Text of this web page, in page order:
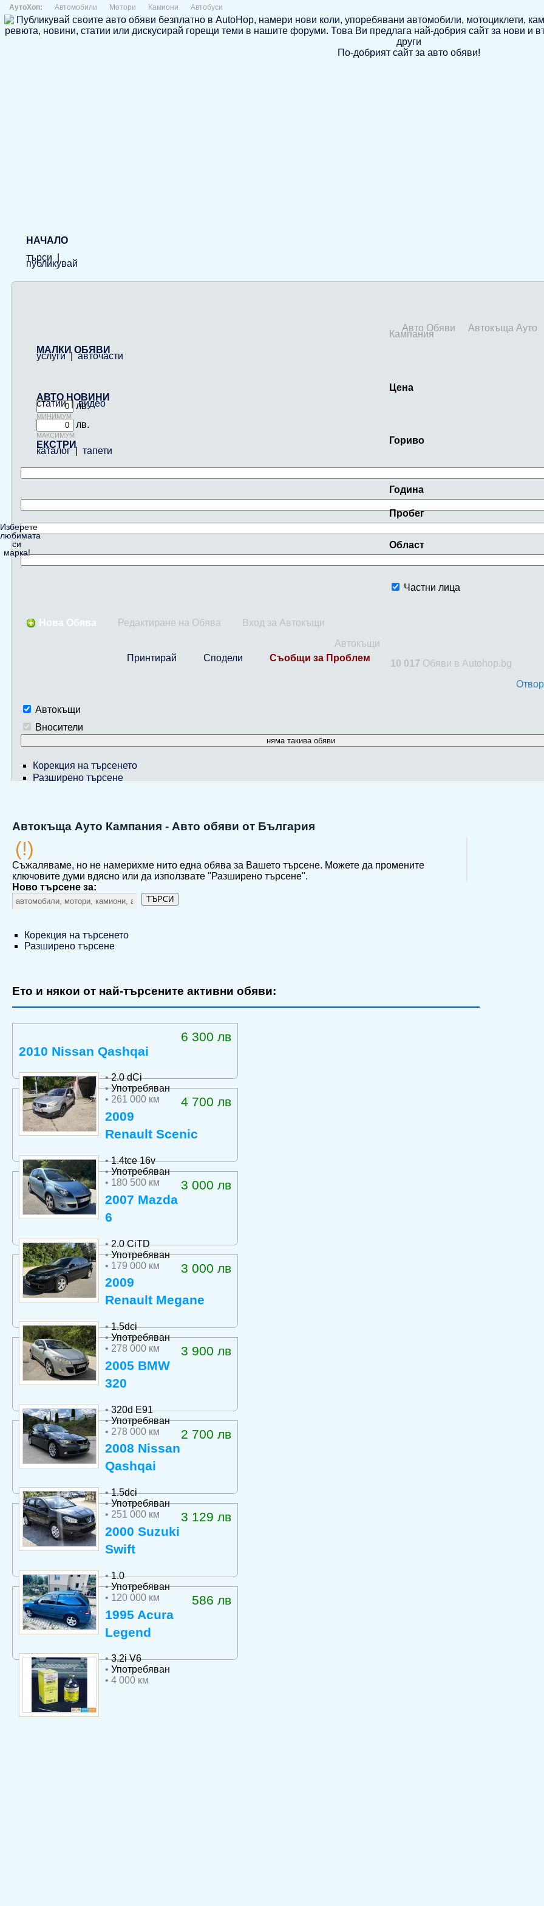
АутоХоп: Автомобили Мотори Камиони Автобуси
По-добрият сайт за авто обяви!
НАЧАЛО
търси
публикувай
МАЛКИ ОБЯВИ
услуги|авточасти
АВТО НОВИНИ
статии|видео
ЕКСТРИ
каталог| тапети
Изберете
любимата
си
марка!
Нова Обява Редактиране на Обява
Вход за Автокъщи
Автокъщи
10 017 Обяви в Autohop.bg
Принтирай Сподели Съобщи за Проблем
Авто Обяви Автокъща Ауто
Кампания
Цена
лв.
минимум
лв.
максимум
Гориво
Година
Пробег
Област
Частни лица
Автокъщи
Вносители
няма такива обяви
Корекция на търсенето
Разширено търсене
Автокъща Ауто Кампания - Авто обяви от България
(!)
Съжаляваме, но не намерихме нито една обява за Вашето търсене. Можете да промените
ключовите думи вдясно или да използвате "Разширено търсене".
Ново търсене за:
ТЪРСИ
Корекция на търсенето
Разширено търсене
Ето и някои от най-търсените активни обяви:
6 300 лв
2010 Nissan Qashqai
•2.0 dCi
•Употребяван
• 261 000 км
4 700 лв
2009
Renault Scenic
•1.4tce 16v
•Употребяван
• 180 500 км
3 000 лв
2007 Mazda
6
•2.0 CiTD
•Употребяван
• 179 000 км
3 000 лв
2009
Renault Megane
•1.5dci
•Употребяван
• 278 000 км
3 900 лв
2005 BMW
320
•320d E91
•Употребяван
• 278 000 км
2 700 лв
2008 Nissan
Qashqai
•1.5dci
•Употребяван
• 251 000 км
3 129 лв
2000 Suzuki
Swift
•1.0
•Употребяван
• 120 000 км
586 лв
1995 Acura
Legend
•3.2i V6
• Употребяван
• 4 000 км